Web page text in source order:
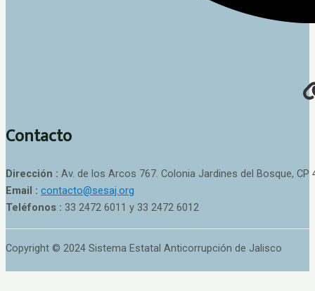
Contacto
Dirección : Av. de los Arcos 767. Colonia Jardines del Bosque, CP
Email : contacto@sesaj.org
Teléfonos : 33 2472 6011 y 33 2472 6012
Copyright © 2024 Sistema Estatal Anticorrupción de Jalisco